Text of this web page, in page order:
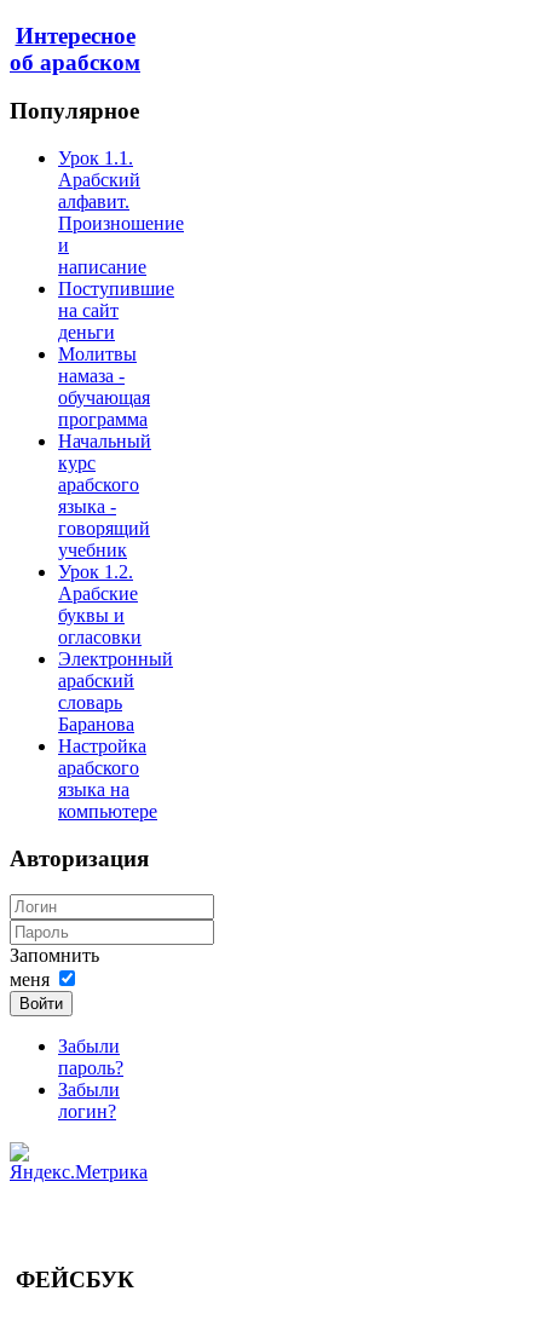
Интересное
об арабском
Популярное
Урок 1.1.
Арабский
алфавит.
Произношение
и
написание
Поступившие
на сайт
деньги
Молитвы
намаза -
обучающая
программа
Начальный
курс
арабского
языка -
говорящий
учебник
Урок 1.2.
Арабские
буквы и
огласовки
Электронный
арабский
словарь
Баранова
Настройка
арабского
языка на
компьютере
Авторизация
Запомнить
меня
Войти
Забыли
пароль?
Забыли
логин?
ФЕЙСБУК